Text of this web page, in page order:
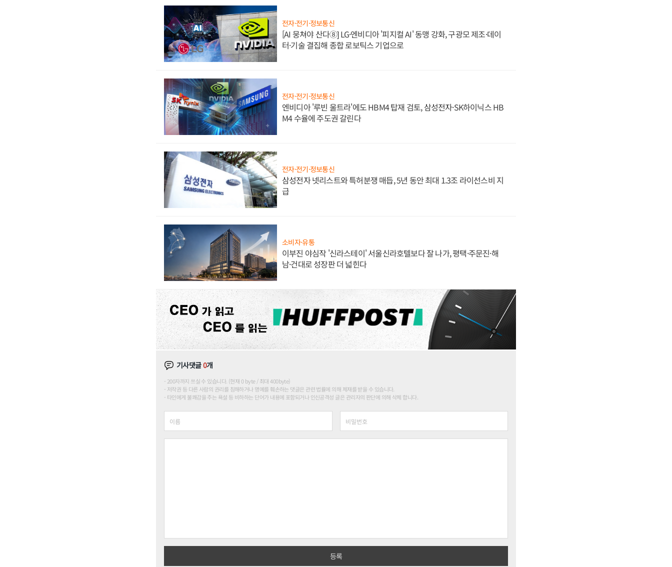
전자·전기·정보통신
[AI 뭉쳐야 산다⑧] LG·엔비디아 '피지컬 AI' 동맹 강화, 구광모 제조·데이
터·기술 결집해 종합 로보틱스 기업으로
전자·전기·정보통신
엔비디아 '루빈 울트라'에도 HBM4 탑재 검토, 삼성전자·SK하이닉스 HB
M4 수율에 주도권 갈린다
전자·전기·정보통신
삼성전자 넷리스트와 특허분쟁 매듭, 5년 동안 최대 1.3조 라이선스비 지
급
소비자·유통
이부진 야심작 '신라스테이' 서울신라호텔보다 잘 나가, 평택·주문진·해
남·건대로 성장판 더 넓힌다
기사댓글0개
200자까지 쓰실 수 있습니다. (현재 0 byte / 최대 400byte)
저작권 등 다른 사람의 권리를 침해하거나 명예를 훼손하는 댓글은 관련 법률에 의해 제재를 받을 수 있습니다.
타인에게 불쾌감을 주는 욕설 등 비하하는 단어가 내용에 포함되거나 인신공격성 글은 관리자의 판단에 의해 삭제 합니다.